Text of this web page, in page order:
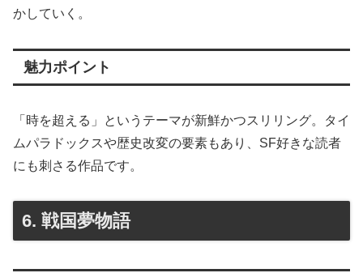
かしていく。
魅力ポイント
「時を超える」というテーマが新鮮かつスリリング。タイ
ムパラドックスや歴史改変の要素もあり、SF好きな読者
にも刺さる作品です。
6. 戦国夢物語